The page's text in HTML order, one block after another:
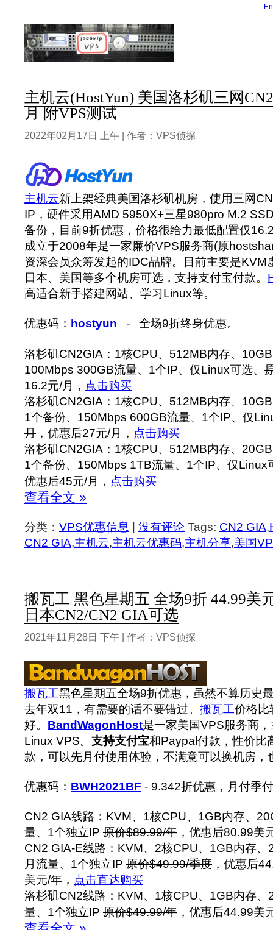
主机云(HostYun) 美国洛杉矶三网
月 附VPS测试
2022年02月17日 上午 | 作者：VPS侦探
主机云新上架经典美国洛杉矶机房，使用三网
IP，硬件采用AMD 5950X+三星980pro M.2
备份，目前9折优惠，价格很给力最低配置仅
成立于2008年是一家廉价VPS服务商(原
资深会员众筹发起的IDC品牌。目前主要是KVM
日本、美国等多个机房可选，支持支付宝付款。
高适合新手搭建网站、学习Linux等。
优惠码： hostyun - 全场9折终身优惠。
洛杉矶CN2GIA：1核CPU、512MB内存、
100Mbps 300GB流量、1个IP、仅Linux可选、
16.2元/月， 点击购买
洛杉矶CN2GIA：1核CPU、512MB内存、
1个备份、150Mbps 600GB流量、1个IP、仅
月 ，优惠后27元/月， 点击购买
洛杉矶CN2GIA：1核CPU、512MB内存、
1个备份、150Mbps 1TB流量、1个IP、仅Linux
优惠后45元/月， 点击购买
查看全文 »
分类： VPS优惠信息 没有评论 Tags: CN2 GIA,
CN2 GIA,主机云,主机云优惠码,主机分享,美国
搬瓦工 黑色星期五 全场9折 44.99美
日本CN2/CN2 GIA可选
2021年11月28日 下午 | 作者：VPS侦探
搬瓦工黑色星期五全场9折优惠，虽然不算历史
去年双11，有需要的话不要错过。 搬瓦工价格比
好。 BandWagonHost是一家美国VPS服务商
Linux VPS。 支持支付宝和Paypal付款，性价比
款，可以先月付使用体验，不满意可以换机房，
优惠码： BWH2021BF - 9.342折优惠，月付季
CN2 GIA线路：KVM、1核CPU、1GB内存、
量、1个独立IP 原价$89.99/年 ，优惠后80.99美
CN2 GIA-E线路：KVM、2核CPU、1GB内存
月流量、1个独立IP 原价$49.99/季度 ，优惠后
美元/年， 点击直达购买
洛杉矶CN2线路：KVM、1核CPU、1GB内存
量、1个独立IP 原价$49.99/年 ，优惠后44.99美